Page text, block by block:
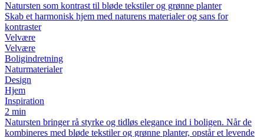
Natursten som kontrast til bløde tekstiler og grønne planter
Skab et harmonisk hjem med naturens materialer og sans for
kontraster
Velvære
Velvære
Boligindretning
Naturmaterialer
Design
Hjem
Inspiration
2 min
Natursten bringer rå styrke og tidløs elegance ind i boligen. Når de
kombineres med bløde tekstiler og grønne planter, opstår et levende